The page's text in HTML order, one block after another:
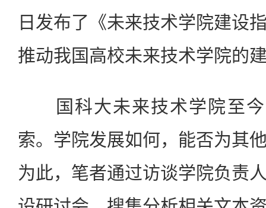
日发布了《未来技术学院建设
推动我国高校未来技术学院的
国科大未来技术学院至今
索。学院发展如何，能否为其
为此，笔者通过访谈学院负责